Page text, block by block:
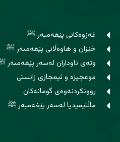
غەزوەکانی پێغەمبەر ﷺ
خێزان و هاوه‌ڵانی پێغەمبەر ﷺ
وتەی ناوداران لەسەر پێغەمبەر
موعجیزە و ئیعجازی زانستی
روونکردنەوەی گومانەکان
ماڵتیمیدیا لەسەر پێغەمبەر ﷺ